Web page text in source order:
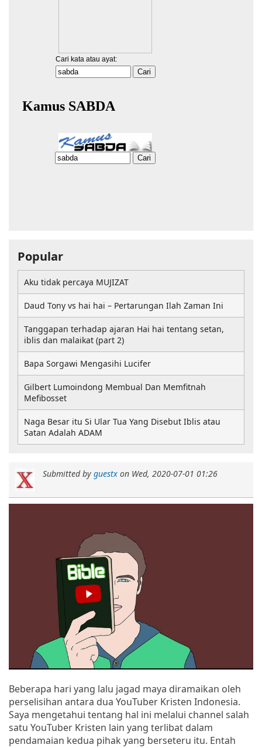
Submitted by guestx on Wed, 2020-07-01 01:26
Beberapa hari yang lalu jagad maya diramaikan oleh
perselisihan antara dua YouTuber Kristen Indonesia.
Saya mengetahui tentang hal ini melalui channel salah
satu YouTuber Kristen lain yang terlibat dalam
pendamaian kedua pihak yang berseteru itu. Entah
Popular
Aku tidak percaya MUJIZAT
Daud Tony vs hai hai – Pertarungan Ilah Zaman Ini
Tanggapan terhadap ajaran Hai hai tentang setan,
iblis dan malaikat (part 2)
Bapa Sorgawi Mengasihi Lucifer
Gilbert Lumoindong Membual Dan Memfitnah
Mefibosset
Naga Besar itu Si Ular Tua Yang Disebut Iblis atau
Satan Adalah ADAM